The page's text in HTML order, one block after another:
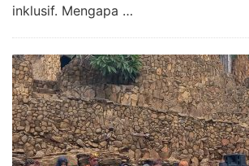
inklusif. Mengapa …